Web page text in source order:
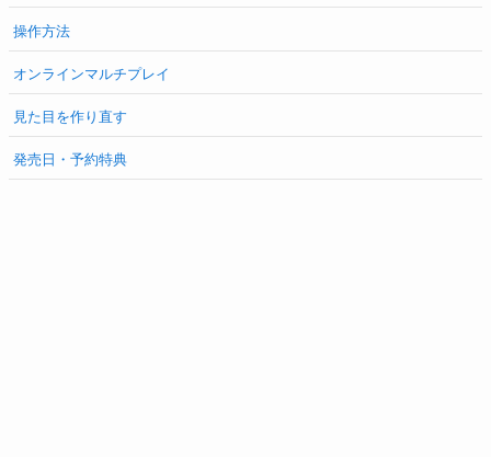
操作方法
オンラインマルチプレイ
見た目を作り直す
発売日・予約特典